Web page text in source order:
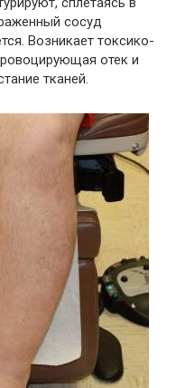
сосуд
Возникает токсико-
отек и
тканей.